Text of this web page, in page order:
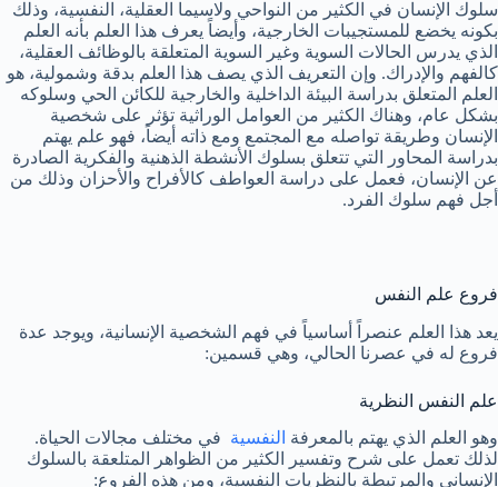
سلوك الإنسان في الكثير من النواحي ولاسيما العقلية، النفسية، وذلك
بكونه يخضع للمستجيبات الخارجية، وأيضاً يعرف هذا العلم بأنه العلم
الذي يدرس الحالات السوية وغير السوية المتعلقة بالوظائف العقلية،
كالفهم والإدراك. وإن التعريف الذي يصف هذا العلم بدقة وشمولية، هو
العلم المتعلق بدراسة البيئة الداخلية والخارجية للكائن الحي وسلوكه
بشكل عام، وهناك الكثير من العوامل الوراثية تؤثر على شخصية
الإنسان وطريقة تواصله مع المجتمع ومع ذاته أيضاً، فهو علم يهتم
بدراسة المحاور التي تتعلق بسلوك الأنشطة الذهنية والفكرية الصادرة
عن الإنسان، فعمل على دراسة العواطف كالأفراح والأحزان وذلك من
أجل فهم سلوك الفرد.
فروع علم النفس
يعد هذا العلم عنصراً أساسياً في فهم الشخصية الإنسانية، ويوجد عدة
فروع له في عصرنا الحالي، وهي قسمين:
علم النفس النظرية
وهو العلم الذي يهتم بالمعرفة النفسية في مختلف مجالات الحياة.
لذلك تعمل على شرح وتفسير الكثير من الظواهر المتلعقة بالسلوك
الإنساني والمرتبطة بالنظريات النفسية، ومن هذه الفروع: